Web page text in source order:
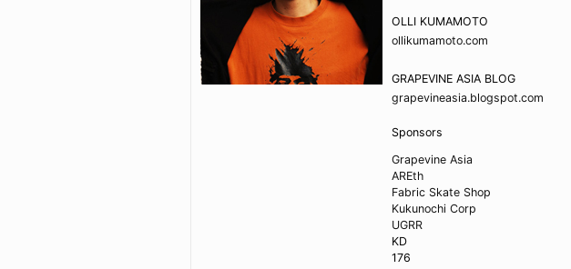
OLLI KUMAMOTO
ollikumamoto.com
GRAPEVINE ASIA BLOG
grapevineasia.blogspot.com
Sponsors
Grapevine Asia
AREth
Fabric Skate Shop
Kukunochi Corp
UGRR
KD
176